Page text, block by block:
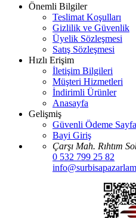
Önemli Bilgiler
Teslimat Koşulları
Gizlilik ve Güvenlik
Üyelik Sözleşmesi
Satış Sözleşmesi
Hızlı Erişim
İletişim Bilgileri
Müşteri Hizmetleri
İndirimli Ürünler
Anasayfa
Gelişmiş
Güvenli Ödeme
Bayi Giriş
Çarşı Mah. Rıhtım
0 532 799 25 82